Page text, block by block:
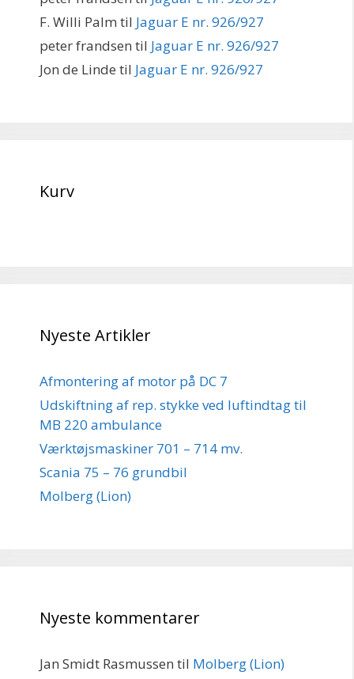
F. Willi Palm til Jaguar E nr. 926/927
peter frandsen til Jaguar E nr. 926/927
Jon de Linde til Jaguar E nr. 926/927
Kurv
Nyeste Artikler
Afmontering af motor på DC 7
Udskiftning af rep. stykke ved luftindtag til
MB 220 ambulance
Værktøjsmaskiner 701 – 714 mv.
Scania 75 – 76 grundbil
Molberg (Lion)
Nyeste kommentarer
Jan Smidt Rasmussen til Molberg (Lion)